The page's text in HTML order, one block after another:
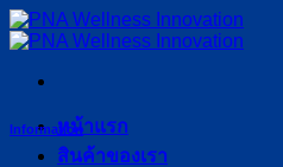
ข้าม
ไป
หน้าแรก
สินค้าของเรา
Information